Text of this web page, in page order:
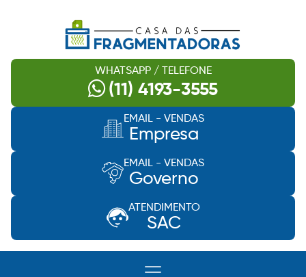
WHATSAPP / TELEFONE
(11) 4193-3555
EMAIL - VENDAS
Empresa
EMAIL - VENDAS
Governo
ATENDIMENTO
SAC